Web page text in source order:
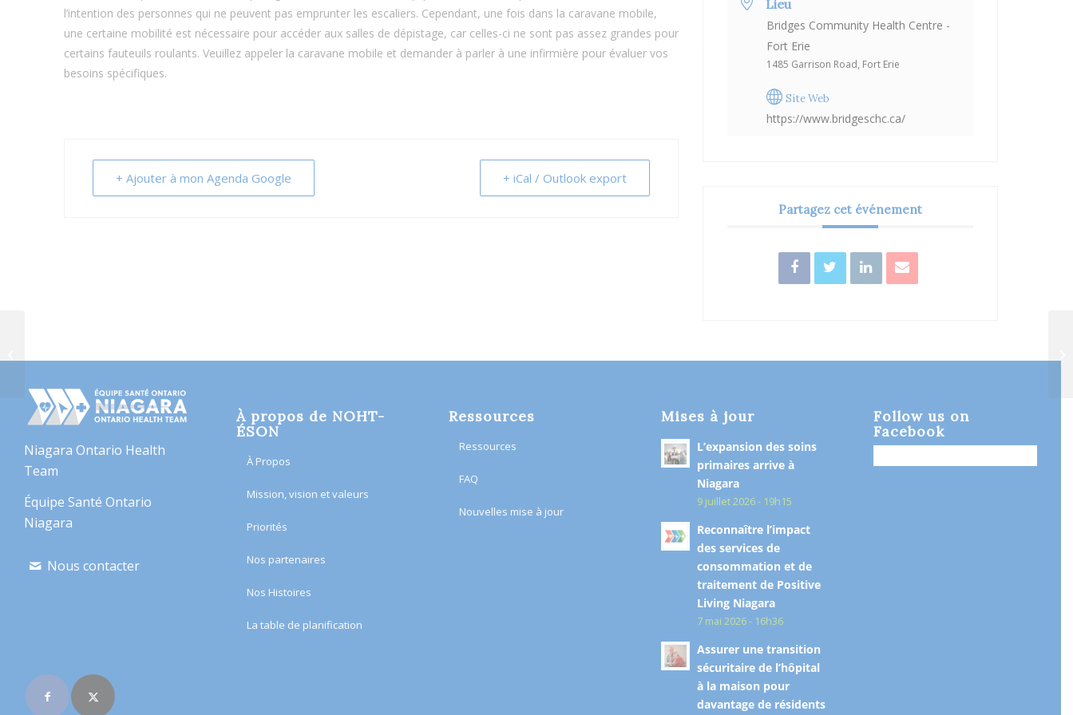
l’intention des personnes qui ne peuvent pas emprunter les escaliers. Cependant, une fois dans la caravane mobile,
une certaine mobilité est nécessaire pour accéder aux salles de dépistage, car celles-ci ne sont pas assez grandes pour
certains fauteuils roulants. Veuillez appeler la caravane mobile et demander à parler à une infirmière pour évaluer vos
besoins spécifiques.
+ Ajouter à mon Agenda Google + iCal / Outlook export
Lieu
Bridges Community Health Centre -
Fort Erie
1485 Garrison Road, Fort Erie
Site Web
https://www.bridgeschc.ca/
Partagez cet événement
Niagara Ontario Health
Team
Équipe Santé Ontario
Niagara
Nous contacter
À propos de NOHT-
ÉSON
À Propos
Mission, vision et valeurs
Priorités
Nos partenaires
Nos Histoires
​La table de planification​
Ressources
Ressources
FAQ
Nouvelles mise à jour
Mises à jour
L’expansion des soins
primaires arrive à
Niagara
9 juillet 2026 - 19h15
Reconnaître l’impact
des services de
consommation et de
traitement de Positive
Living Niagara
7 mai 2026 - 16h36
Assurer une transition
sécuritaire de l’hôpital
à la maison pour
davantage de résidents
Follow us on
Facebook
cancer – St. Catharines